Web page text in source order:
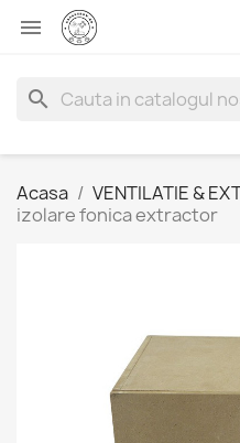

search
Acasa VENTILATIE &
izolare fonica extractor